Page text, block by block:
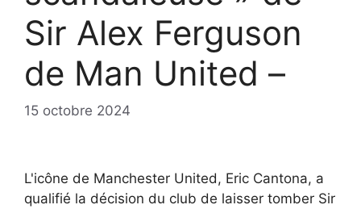
Sir Alex Ferguson
de Man United –
15 octobre 2024
L'icône de Manchester United, Eric Cantona, a
qualifié la décision du club de laisser tomber Sir